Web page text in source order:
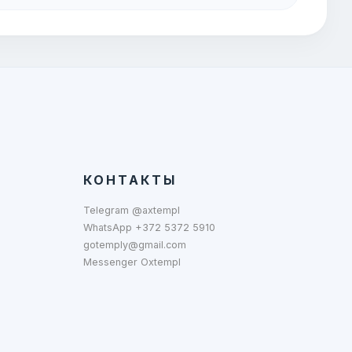
КОНТАКТЫ
Telegram @axtempl
WhatsApp +372 5372 5910
gotemply@gmail.com
Messenger Oxtempl